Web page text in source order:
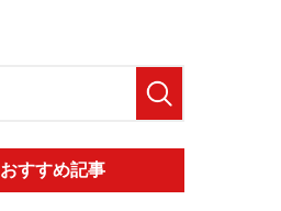
おすすめ記事